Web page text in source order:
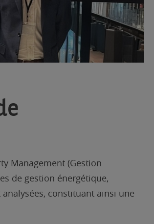
Management (Gestion
de gestion énergétique,
constituant ainsi une